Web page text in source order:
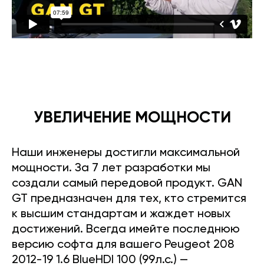
УВЕЛИЧЕНИЕ МОЩНОСТИ
Наши инженеры достигли максимальной
мощности. За 7 лет разработки мы
создали самый передовой продукт. GAN
GT предназначен для тех, кто стремится
к высшим стандартам и жаждет новых
достижений. Всегда имейте последнюю
версию софта для вашего Peugeot 208
2012-19 1.6 BlueHDI 100 (99л.с.) —